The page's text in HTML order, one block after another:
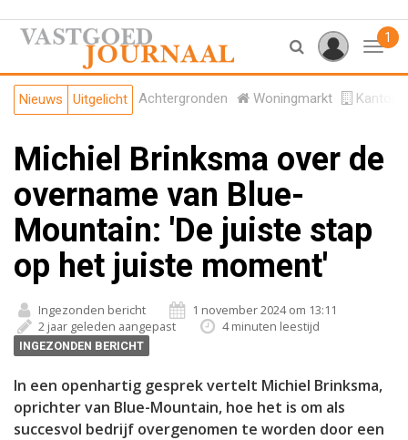
1
Nieuws Uitgelicht Achtergronden Woningmarkt
Michiel Brinksma over de
overname van Blue-
Mountain: 'De juiste stap
op het juiste moment'
Ingezonden bericht
1 november 2024 om 13:11
2 jaar geleden aangepast
4 minuten leestijd
INGEZONDEN BERICHT
In een openhartig gesprek vertelt Michiel Brinksma,
oprichter van Blue-Mountain, hoe het is om als
succesvol bedrijf overgenomen te worden door een